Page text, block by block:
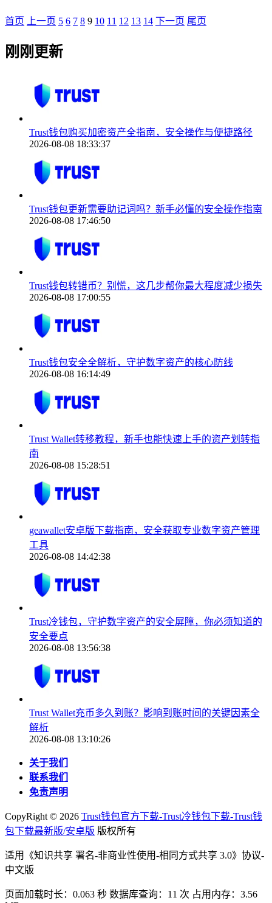
首页 上一页 5 6 7 8 9 10 11 12 13 14 下一页 尾页
刚刚更新
Trust钱包购买加密资产全指南，安全操作与便捷路径
2026-08-08 18:33:37
Trust钱包更新需要助记词吗？新手必懂的安全操作指南
2026-08-08 17:46:50
Trust钱包转错币？别慌，这几步帮你最大程度减少损失
2026-08-08 17:00:55
Trust钱包安全全解析，守护数字资产的核心防线
2026-08-08 16:14:49
Trust Wallet转移教程，新手也能快速上手的资产划转指
南
2026-08-08 15:28:51
geawallet安卓版下载指南，安全获取专业数字资产管理
工具
2026-08-08 14:42:38
Trust冷钱包，守护数字资产的安全屏障，你必须知道的
安全要点
2026-08-08 13:56:38
Trust Wallet充币多久到账？影响到账时间的关键因素全
解析
2026-08-08 13:10:26
关于我们
联系我们
免责声明
CopyRight © 2026 Trust钱包官方下载-Trust冷钱包下载-Trust钱
包下载最新版/安卓版 版权所有
适用《知识共享 署名-非商业性使用-相同方式共享 3.0》协议-
中文版
页面加载时长：0.063 秒 数据库查询：11 次 占用内存：3.56